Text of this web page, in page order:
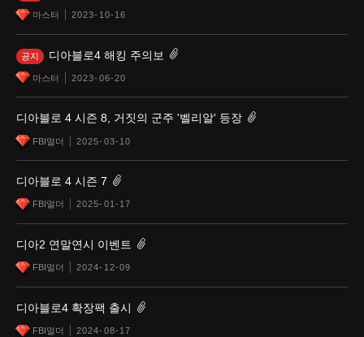
마스터 2023-10-16
공지 디아블로4 해킹 주의보
마스터 2023-06-20
디아블로 4 시즌 8, 거짓의 군주 '벨리알' 등장
FBI멀더 2025-03-10
디아블로 4 시즌 7
FBI멀더 2025-01-17
디아2 연말연시 이벤트
FBI멀더 2024-12-09
디아블로4 확장팩 출시
FBI멀더 2024-08-17